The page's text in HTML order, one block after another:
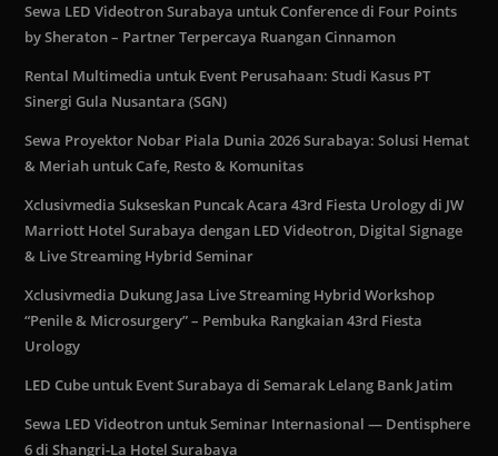
Sewa LED Videotron Surabaya untuk Conference di Four Points
by Sheraton – Partner Terpercaya Ruangan Cinnamon
Rental Multimedia untuk Event Perusahaan: Studi Kasus PT
Sinergi Gula Nusantara (SGN)
Sewa Proyektor Nobar Piala Dunia 2026 Surabaya: Solusi Hemat
& Meriah untuk Cafe, Resto & Komunitas
Xclusivmedia Sukseskan Puncak Acara 43rd Fiesta Urology di JW
Marriott Hotel Surabaya dengan LED Videotron, Digital Signage
& Live Streaming Hybrid Seminar
Xclusivmedia Dukung Jasa Live Streaming Hybrid Workshop
“Penile & Microsurgery” – Pembuka Rangkaian 43rd Fiesta
Urology
LED Cube untuk Event Surabaya di Semarak Lelang Bank Jatim
Sewa LED Videotron untuk Seminar Internasional — Dentisphere
6 di Shangri-La Hotel Surabaya